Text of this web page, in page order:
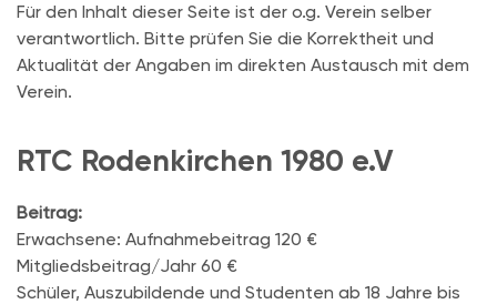
Für den Inhalt dieser Seite ist der o.g. Verein selber
verantwortlich. Bitte prüfen Sie die Korrektheit und
Aktualität der Angaben im direkten Austausch mit dem
Verein.
RTC Rodenkirchen 1980 e.V
Beitrag:
Erwachsene: Aufnahmebeitrag 120 €
Mitgliedsbeitrag/Jahr 60 €
Schüler, Auszubildende und Studenten ab 18 Jahre bis